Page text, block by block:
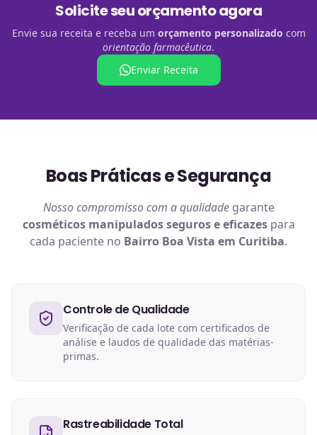
Solicite seu orçamento agora
Envie sua receita e receba um orçamento personalizado com
orientação farmacêutica.
Enviar Receita
Boas Práticas e Segurança
Nosso compromisso com a qualidadegarante
cosméticos manipuladosseguros e eficazespara
cada paciente no Bairro Boa Vista em Curitiba.
Controle de Qualidade
Verificação de cada lote com certificados de
análise e laudos de qualidade das matérias-
primas.
Rastreabilidade Total